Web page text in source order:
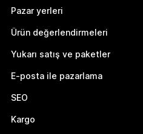
Pazar yerleri
Ürün değerlendirmeleri
Yukarı satış ve paketler
E-posta ile pazarlama
SEO
Kargo